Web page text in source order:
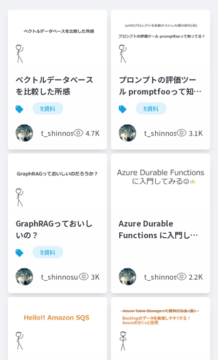
ベクトルデータベース
を比較した所感
lt資料
t_shinnosuke 4.7K
プロンプトの評価ツー
ル promptfooって知っ
てる？lt資料
t_shinnosuke 3.1K
GraphRAGっておいし
いの？
lt資料
t_shinnosuke 3K
Azure Durable
Functions に入門して
t_shinnosuke 2.2K